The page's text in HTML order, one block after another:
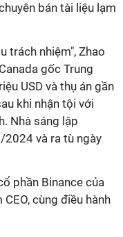
bán tài liệu lạm
trách nhiệm", Zhao
gốc Trung
USD và thụ án gần
khi nhận tội với
Nhà sáng lập
2024 và ra tù ngày
phần Binance của
cùng điều hành